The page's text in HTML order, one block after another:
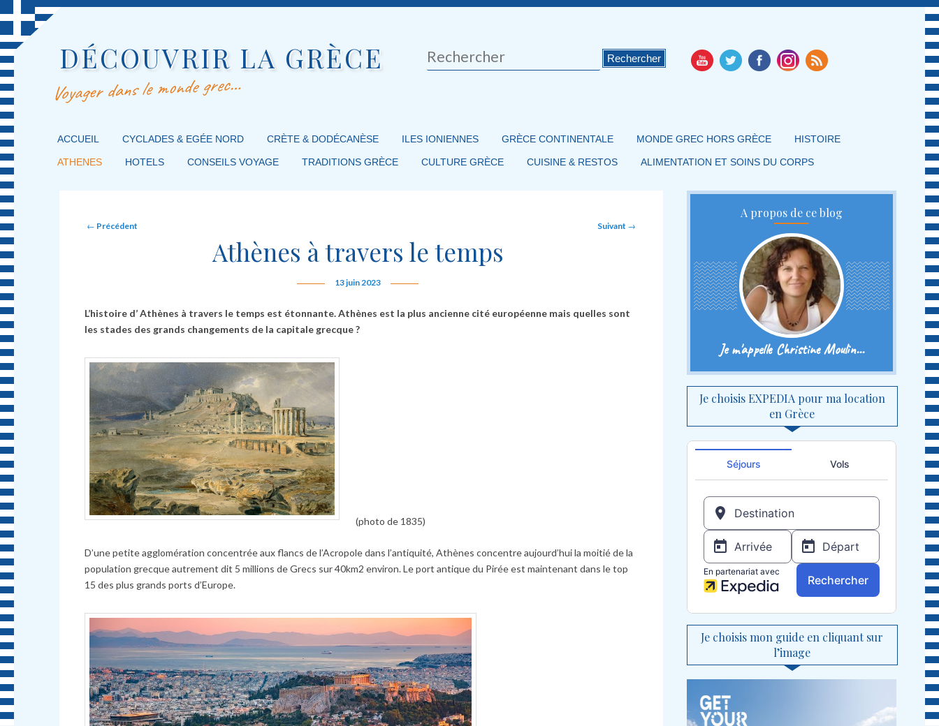
DÉCOUVRIR LA GRÈCE
Voyager dans le monde grec…
Rechercher
MENU PRINCIPAL
MASQUER LA NAVIGATION PRINCIPALE
MASQUER LA NAVIGATION SECONDAIRE
ACCUEIL CYCLADES & EGÉE NORD CRÈTE & DODÉCANÈSE ILES IONIENNES GRÈCE CONTINENTALE MONDE GREC HORS GRÈCE HISTOIRE
ATHENES HOTELS CONSEILS VOYAGE TRADITIONS GRÈCE CULTURE GRÈCE CUISINE & RESTOS ALIMENTATION ET SOINS DU CORPS
Post navigation
← Précédent Suivant →
Athènes à travers le temps
13 juin 2023
L’histoire d’ Athènes à travers le temps est étonnante. Athènes est la plus ancienne cité européenne mais quelles sont
les stades des grands changements de la capitale grecque ?
(photo de 1835)
D’une petite agglomération concentrée aux flancs de l’Acropole dans l’antiquité, Athènes concentre aujourd’hui la moitié de la
population grecque autrement dit 5 millions de Grecs sur 40km2 environ. Le port antique du Pirée est maintenant dans le top
15 des plus grands ports d’Europe.
A propos de ce blog
Je m'appelle Christine Moulin...
Je choisis EXPEDIA pour ma location
en Grèce
Je choisis mon guide en cliquant sur
l’image